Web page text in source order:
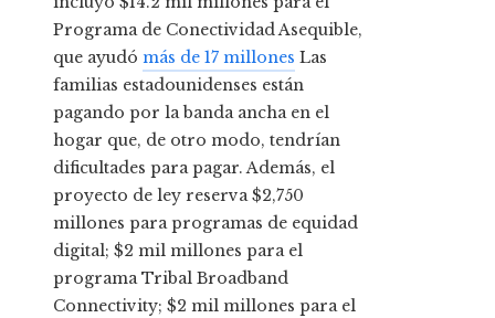
Programa de Conectividad Asequible,
que ayudó más de 17 millones Las
familias estadounidenses están
pagando por la banda ancha en el
hogar que, de otro modo, tendrían
dificultades para pagar. Además, el
proyecto de ley reserva $2,750
millones para programas de equidad
digital; $2 mil millones para el
programa Tribal Broadband
Connectivity; $2 mil millones para el